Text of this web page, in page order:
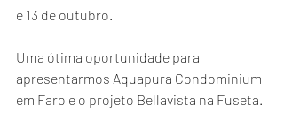
e 13 de outubro.
Uma ótima oportunidade para
apresentarmos Aquapura Condominium
em Faro e o projeto Bellavista na Fuseta.